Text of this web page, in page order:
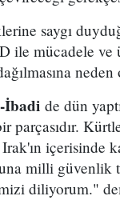
saygı
mücadele ve
İbadi de dün
milli güvenlik
diliyorum."